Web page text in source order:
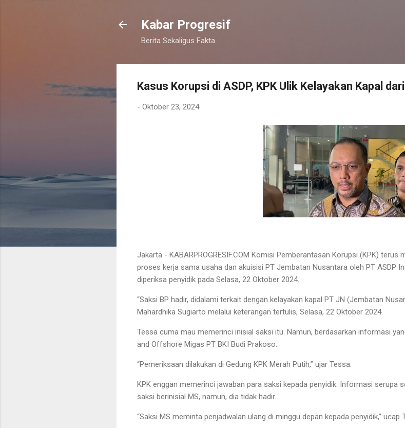
Kabar Progresif
Berita Sekaligus Fakta
Kasus Korupsi di ASDP, KPK Ulik Kelayakan Kapal
- Oktober 23, 2024
Jakarta - KABARPROGRESIF.COM Komisi Pemberantasan Korupsi (KPK)
proses kerja sama usaha dan akuisisi PT Jembatan Nusantara oleh PT ASDP
diperiksa penyidik pada Selasa, 22 Oktober 2024.
“Saksi BP hadir, didalami terkait dengan kelayakan kapal PT JN (Jembatan
Mahardhika Sugiarto melalui keterangan tertulis, Selasa, 22 Oktober 2024.
Tessa cuma mau memerinci inisial saksi itu. Namun, berdasarkan informasi
and Offshore Migas PT BKI Budi Prakoso.
“Pemeriksaan dilakukan di Gedung KPK Merah Putih,” ujar Tessa.
KPK enggan memerinci jawaban para saksi kepada penyidik. Informasi serupa
saksi berinisial MS, namun, dia tidak hadir.
“Saksi MS meminta penjadwalan ulang di minggu depan kepada penyidik,” ucap